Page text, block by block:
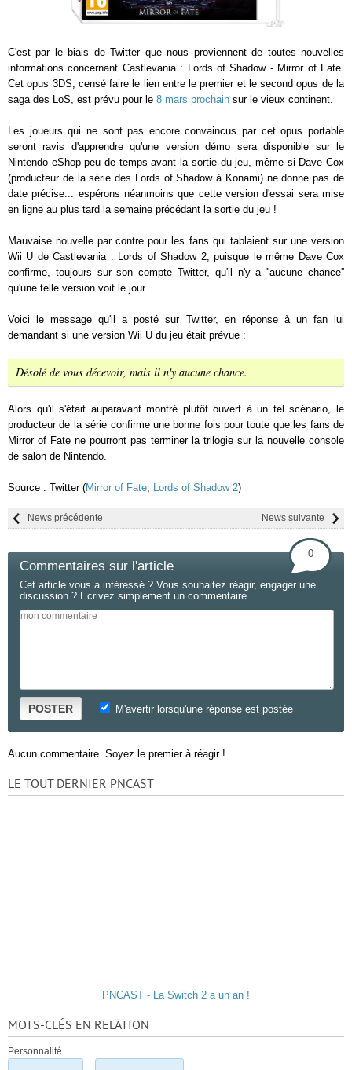
C'est par le biais de Twitter que nous proviennent de toutes nouvelles
informations concernant Castlevania : Lords of Shadow - Mirror of Fate.
Cet opus 3DS, censé faire le lien entre le premier et le second opus de la
saga des LoS, est prévu pour le 8 mars prochain sur le vieux continent.
Les joueurs qui ne sont pas encore convaincus par cet opus portable
seront ravis d'apprendre qu'une version démo sera disponible sur le
Nintendo eShop peu de temps avant la sortie du jeu, même si Dave Cox
(producteur de la série des Lords of Shadow à Konami) ne donne pas de
date précise... espérons néanmoins que cette version d'essai sera mise
en ligne au plus tard la semaine précédant la sortie du jeu !
Mauvaise nouvelle par contre pour les fans qui tablaient sur une version
Wii U de Castlevania : Lords of Shadow 2, puisque le même Dave Cox
confirme, toujours sur son compte Twitter, qu'il n'y a ''aucune chance''
qu'une telle version voit le jour.
Voici le message qu'il a posté sur Twitter, en réponse à un fan lui
demandant si une version Wii U du jeu était prévue :
Désolé de vous décevoir, mais il n'y aucune chance.
Alors qu'il s'était auparavant montré plutôt ouvert à un tel scénario, le
producteur de la série confirme une bonne fois pour toute que les fans de
Mirror of Fate ne pourront pas terminer la trilogie sur la nouvelle console
de salon de Nintendo.
Source : Twitter (Mirror of Fate Lords of Shadow 2)
News suivante
News précédente
Commentaires sur l'article
0
Cet article vous a intéressé ? Vous souhaitez réagir, engager une
discussion ? Ecrivez simplement un commentaire.
POSTER M'avertir lorsqu'une réponse est postée
Aucun commentaire. Soyez le premier à réagir !
LE TOUT DERNIER PNCAST
PNCAST - La Switch 2 a un an !
MOTS-CLÉS EN RELATION
Personnalité